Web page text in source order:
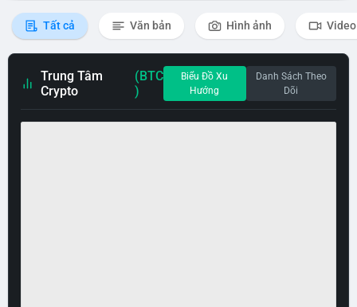
Tất cả Văn bản Hình ảnh Video
Trung Tâm
Crypto
(BTC
)
Biểu Đồ Xu
Hướng
Danh Sách Theo
Dõi